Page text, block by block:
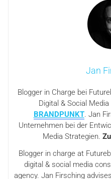
Jan
Blogger in Charge bei
Digital & Social
BRANDPUNKT. Jan
Unternehmen bei der
Media Strategien. Zu
Blogger in charge at
digital & social media
agency. Jan Firsching